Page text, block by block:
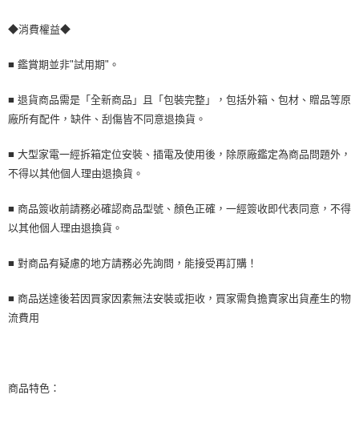
◆消費權益◆
■ 鑑賞期並非"試用期"。
■ 退貨商品需是「全新商品」且「包裝完整」，包括外箱、包材、贈品等原
廠所有配件，缺件、刮傷皆不同意退換貨。
■ 大型家電一經拆箱定位安裝、插電及使用後，除原廠鑑定為商品問題外，
不得以其他個人理由退換貨。
■ 商品簽收前請務必確認商品型號、顏色正確，一經簽收即代表同意，不得
以其他個人理由退換貨。
■ 對商品有疑慮的地方請務必先詢問，能接受再訂購！
■ 商品送達後若因買家因素無法安裝或拒收，買家需負擔賣家出貨產生的物
流費用
商品特色：